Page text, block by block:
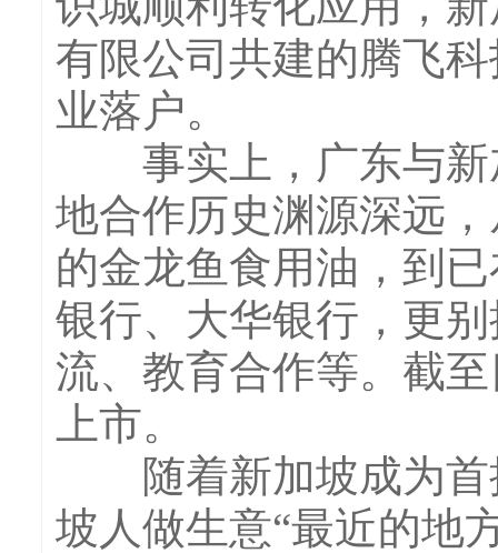
有限公司共建的腾飞
业落户。
事实上，广东与新
地合作历史渊源深远
的金龙鱼食用油，到
银行、大华银行，更
流、教育合作等。截
上市。
随着新加坡成为首
坡人做生意“最近的地